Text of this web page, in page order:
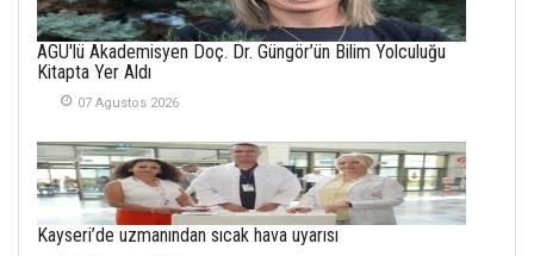
SABAHATTİN
SÜRMEN
01 Mayis 2026
AGÜ'lü Akademisyen Doç. Dr. Güngör’ün Bilim Yolculuğu
Kitapta Yer Aldı
07 Agustos 2026
Kayseri’de uzmanından sıcak hava uyarısı